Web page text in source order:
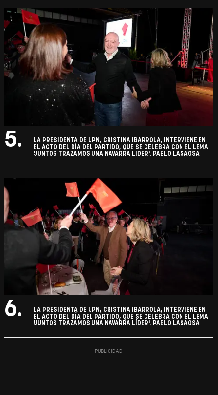
5.
LA PRESIDENTA DE UPN, CRISTINA IBARROLA, INTERVIENE EN
EL ACTO DEL DÍA DEL PARTIDO, QUE SE CELEBRA CON EL LEMA
'JUNTOS TRAZAMOS UNA NAVARRA LÍDER'. PABLO LASAOSA
6.
LA PRESIDENTA DE UPN, CRISTINA IBARROLA, INTERVIENE EN
EL ACTO DEL DÍA DEL PARTIDO, QUE SE CELEBRA CON EL LEMA
'JUNTOS TRAZAMOS UNA NAVARRA LÍDER'. PABLO LASAOSA